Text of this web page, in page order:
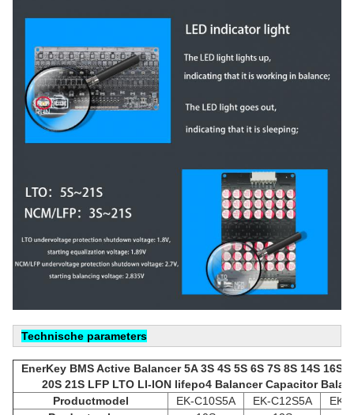
Technische parameters
EnerKey BMS Active Balancer 5A 3S 4S 5S 6S 7S 8S 14S 16S
20S 21S LFP LTO LI-ION lifepo4 Balancer Capacitor
Productmodel
EK-C10S5A EK-C12S5A
EK-